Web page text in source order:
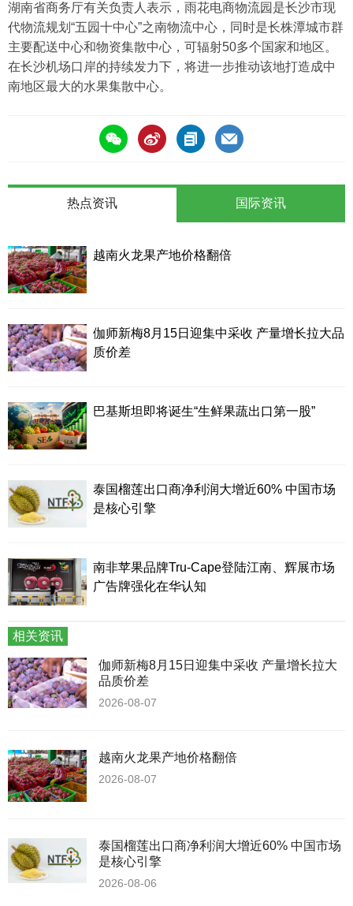
湖南省商务厅有关负责人表示，雨花电商物流园是长沙市现
代物流规划“五园十中心”之南物流中心，同时是长株潭城市群
主要配送中心和物资集散中心，可辐射50多个国家和地区。
在长沙机场口岸的持续发力下，将进一步推动该地打造成中
南地区最大的水果集散中心。
热点资讯
越南火龙果产地价格翻倍
伽师新梅8月15日迎集中采收 产量增长拉大品
质价差
巴基斯坦即将诞生“生鲜果蔬出口第一股”
泰国榴莲出口商净利润大增近60% 中国市场
是核心引擎
南非苹果品牌Tru-Cape登陆江南、辉展市场
广告牌强化在华认知
国际资讯
相关资讯
伽师新梅8月15日迎集中采收 产量增长拉大
品质价差
2026-08-07
越南火龙果产地价格翻倍
2026-08-07
泰国榴莲出口商净利润大增近60% 中国市场
是核心引擎
2026-08-06